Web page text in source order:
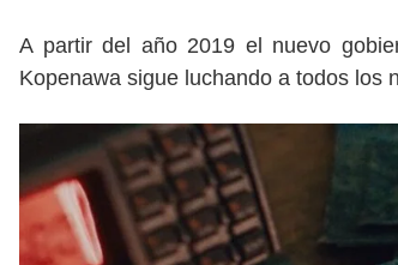
A partir del año 2019 el nuevo
Kopenawa sigue luchando a todos los